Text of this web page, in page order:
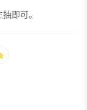
即可。